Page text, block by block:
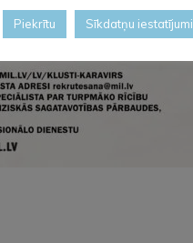
Piekrītu Sīkdatņu iestatījumi